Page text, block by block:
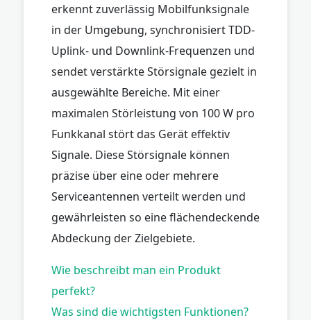
erkennt zuverlässig Mobilfunksignale
in der Umgebung, synchronisiert TDD-
Uplink- und Downlink-Frequenzen und
sendet verstärkte Störsignale gezielt in
ausgewählte Bereiche. Mit einer
maximalen Störleistung von 100 W pro
Funkkanal stört das Gerät effektiv
Signale. Diese Störsignale können
präzise über eine oder mehrere
Serviceantennen verteilt werden und
gewährleisten so eine flächendeckende
Abdeckung der Zielgebiete.
Wie beschreibt man ein Produkt
perfekt?
Was sind die wichtigsten Funktionen?